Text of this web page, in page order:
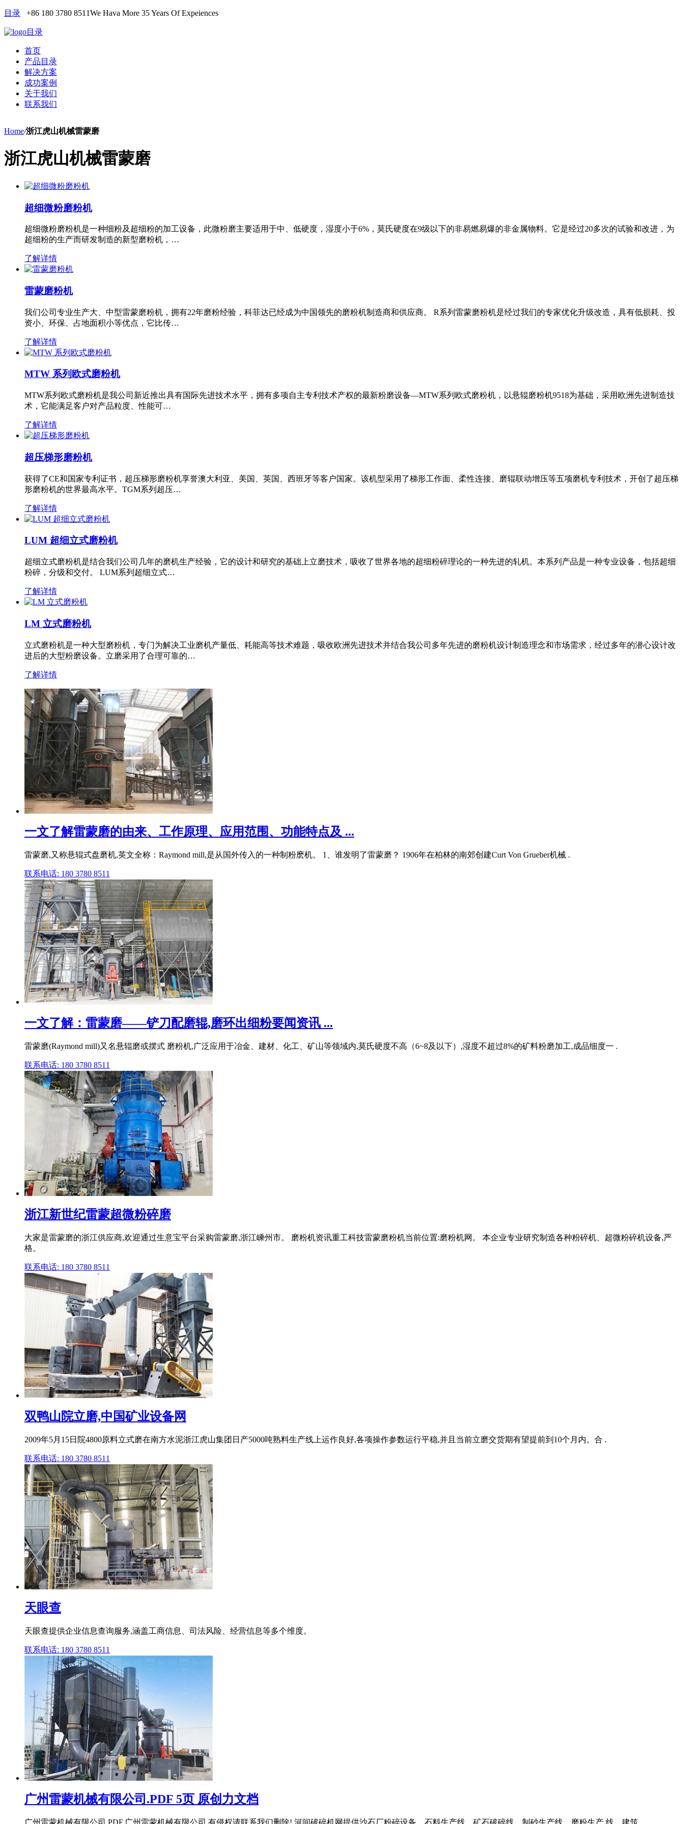
目录 +86 180 3780 8511We Hava More 35 Years Of Expeiences
目录
首页
产品目录
解决方案
成功案例
关于我们
联系我们
Home/浙江虎山机械雷蒙磨
浙江虎山机械雷蒙磨
超细微粉磨粉机
超细微粉磨粉机是一种细粉及超细粉的加工设备，此微粉磨主要适用于中、低硬度，湿度小于6%，莫氏硬度在9级以下的非易燃易爆的非金属物料。它是经过20多次的试验和改进，为
超细粉的生产而研发制造的新型磨粉机，…
了解详情
雷蒙磨粉机
我们公司专业生产大、中型雷蒙磨粉机，拥有22年磨粉经验，科菲达已经成为中国领先的磨粉机制造商和供应商。 R系列雷蒙磨粉机是经过我们的专家优化升级改造，具有低损耗、投
资小、环保、占地面积小等优点，它比传…
了解详情
MTW 系列欧式磨粉机
MTW系列欧式磨粉机是我公司新近推出具有国际先进技术水平，拥有多项自主专利技术产权的最新粉磨设备—MTW系列欧式磨粉机，以悬辊磨粉机9518为基础，采用欧洲先进制造技
术，它能满足客户对产品粒度、性能可…
了解详情
超压梯形磨粉机
获得了CE和国家专利证书，超压梯形磨粉机享誉澳大利亚、美国、英国、西班牙等客户国家。该机型采用了梯形工作面、柔性连接、磨辊联动增压等五项磨机专利技术，开创了超压梯
形磨粉机的世界最高水平。TGM系列超压…
了解详情
LUM 超细立式磨粉机
超细立式磨粉机是结合我们公司几年的磨机生产经验，它的设计和研究的基础上立磨技术，吸收了世界各地的超细粉碎理论的一种先进的轧机。本系列产品是一种专业设备，包括超细
粉碎，分级和交付。 LUM系列超细立式…
了解详情
LM 立式磨粉机
立式磨粉机是一种大型磨粉机，专门为解决工业磨机产量低、耗能高等技术难题，吸收欧洲先进技术并结合我公司多年先进的磨粉机设计制造理念和市场需求，经过多年的潜心设计改
进后的大型粉磨设备。立磨采用了合理可靠的…
了解详情
一文了解雷蒙磨的由来、工作原理、应用范围、功能特点及 ...
雷蒙磨,又称悬辊式盘磨机,英文全称：Raymond mill,是从国外传入的一种制粉麽机。 1、谁发明了雷蒙磨？ 1906年在柏林的南郊创建Curt Von Grueber机械 .
联系电话: 180 3780 8511
一文了解：雷蒙磨——铲刀配磨辊,磨环出细粉要闻资讯 ...
雷蒙磨(Raymond mill)又名悬辊磨或摆式 磨粉机,广泛应用于冶金、建材、化工、矿山等领域内,莫氏硬度不高（6~8及以下）,湿度不超过8%的矿料粉磨加工,成品细度一 .
联系电话: 180 3780 8511
浙江新世纪雷蒙超微粉碎磨
大家是雷蒙磨的浙江供应商,欢迎通过生意宝平台采购雷蒙磨,浙江嵊州市。 磨粉机资讯重工科技雷蒙磨粉机当前位置:磨粉机网。 本企业专业研究制造各种粉碎机、超微粉碎机设备,严
格。
联系电话: 180 3780 8511
双鸭山院立磨,中国矿业设备网
2009年5月15日院4800原料立式磨在南方水泥浙江虎山集团日产5000吨熟料生产线上运作良好,各项操作参数运行平稳,并且当前立磨交货期有望提前到10个月内。合 .
联系电话: 180 3780 8511
天眼查
天眼查提供企业信息查询服务,涵盖工商信息、司法风险、经营信息等多个维度。
联系电话: 180 3780 8511
广州雷蒙机械有限公司.PDF 5页 原创力文档
广州雷蒙机械有限公司.PDF,广州雷蒙机械有限公司 有侵权请联系我们删除! 河间破碎机网提供沙石厂粉碎设备、石料生产线、矿石破碎线、制砂生产线、磨粉生产 线、建筑 .